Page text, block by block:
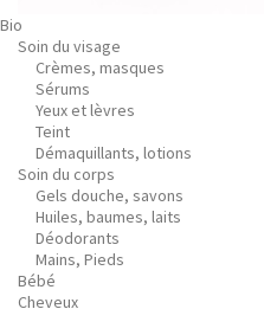
Bio
Soin du visage
Crèmes, masques
Sérums
Yeux et lèvres
Teint
Démaquillants, lotions
Soin du corps
Gels douche, savons
Huiles, baumes, laits
Déodorants
Mains, Pieds
Bébé
Cheveux